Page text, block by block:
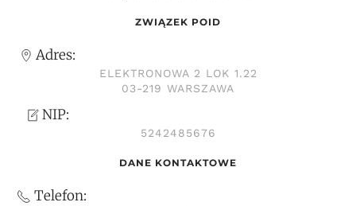
ZWIĄZEK POID
Adres:
ELEKTRONOWA 2 LOK 1.22
03-219 WARSZAWA
NIP:
5242485676
DANE KONTAKTOWE
Telefon: